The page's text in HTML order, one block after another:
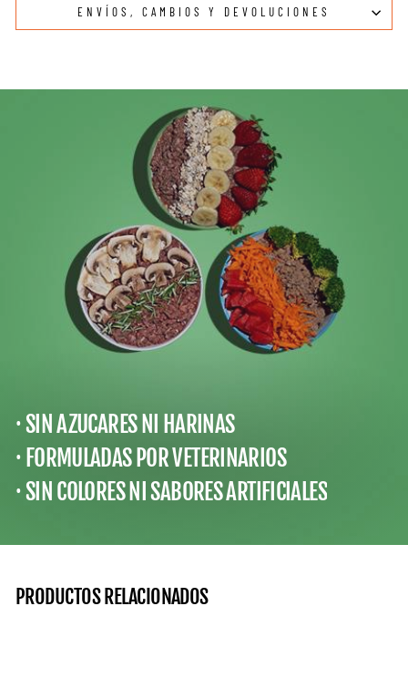
ENVÍOS, CAMBIOS Y DEVOLUCIONES
· SIN AZUCARES NI HARINAS
· FORMULADAS POR VETERINARIOS
· SIN COLORES NI SABORES ARTIFICIALES
PRODUCTOS RELACIONADOS